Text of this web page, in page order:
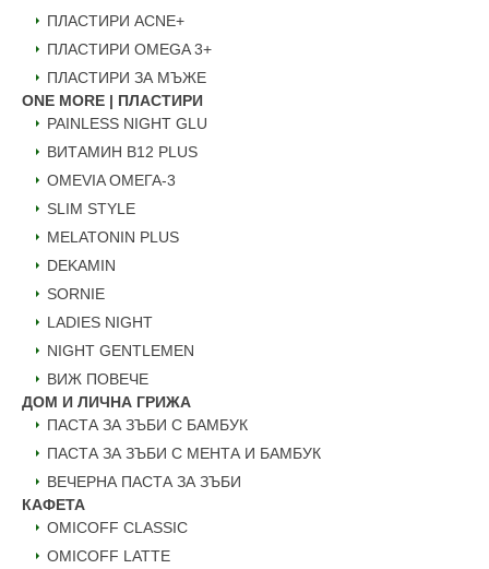
ПЛАСТИРИ ACNE+
ПЛАСТИРИ OMEGA 3+
ПЛАСТИРИ ЗА МЪЖЕ
ONE MORE | ПЛАСТИРИ
PAINLESS NIGHT GLU
ВИТАМИН B12 PLUS
ОMEVIA ОМЕГА-3
SLIM STYLE
MELATONIN PLUS
DEKAMIN
SORNIE
LADIES NIGHT
NIGHT GENTLEMEN
ВИЖ ПОВЕЧЕ
ДОМ И ЛИЧНА ГРИЖА
ПАСТА ЗА ЗЪБИ С БАМБУК
ПАСТА ЗА ЗЪБИ С МЕНТА И БАМБУК
ВЕЧЕРНА ПАСТА ЗА ЗЪБИ
КАФЕТА
OMICOFF CLASSIC
OMICOFF LATTE